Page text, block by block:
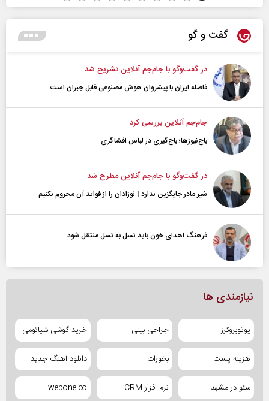
گفت و گو
در گفت‌و‌گو با جام‌جم آنلاین تشریح شد
فاصله ایران با پیشرو‌ان هوش مصنوعی قابل جبران است
جام‌جم آنلاین بررسی کرد
باج‌نیوزها؛ باج‌گیری در لباس افشاگری
در گفت‌و‌گو با جام‌جم آنلاین مطرح شد
شیر مادر جایگزین ندارد | نوزادان را از فواید آن محروم نکنیم
فرهنگ اهدای خون باید نسل به نسل منتقل شود
نیازمندی ها
یوتوبروکرز جراحی بینی خرید گوشی شیائومی
هزینه پست بخورات دانلود آهنگ جدید
سئو در مشهد نرم افزار CRM webone.co